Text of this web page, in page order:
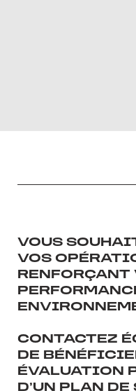
VOUS
VOS
RENFORÇANT
CONTACTEZ
DE
ÉVALUATION
D’UN PLAN